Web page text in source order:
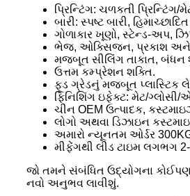
પ્રિન્ટિંગ: ચળકતી પ્રિન્ટિંગ/
બારી: સ્પષ્ટ બારી,
ગોળાકાર ખૂણો, સ્ટેન્ડ-અપ,
ભેજ, ઓક્સિજન, પ્રકાશ અને
મજબૂત સીલિંગ તાકાત, બંધન
ઉત્તમ કમ્પ્રેશન શક્તિ.
ફૂડ ગ્રેડનું મજબૂત પ્લાસ્ટિક
ફિનિશિંગ ઇફેક્ટ: મેટ/
ચીન OEM ઉત્પાદક,
લોગો અથવા ડિઝાઇન
અમારો ન્યૂનતમ ઓર્ડર
મીફેંગથી લીડ ટાઇમ લગભગ
જો તમને સંબંધિત ઉદ્યોગના કોઈપણ
નવો અનુભવ લાવીશું.